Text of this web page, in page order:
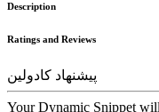
Description
Ratings and Reviews
پیشنهاد کادولین
Your Dynamic Snippet